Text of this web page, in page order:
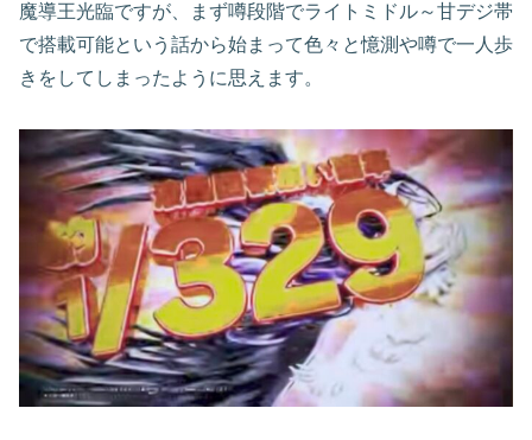
魔導王光臨ですが、まず噂段階でライトミドル～甘デジ帯
で搭載可能という話から始まって色々と憶測や噂で一人歩
きをしてしまったように思えます。